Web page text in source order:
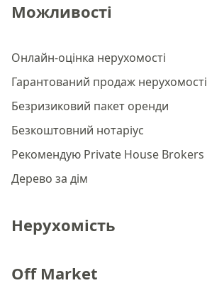
Можливості
Онлайн-оцінка нерухомості
Гарантований продаж нерухомості
Безризиковий пакет оренди
Безкоштовний нотаріус
Рекомендую Private House Brokers
Дерево за дім
Нерухомість
Off Market